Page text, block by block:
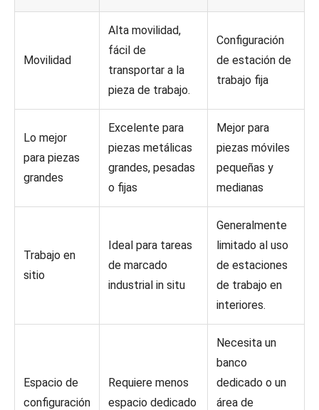
Movilidad
Alta movilidad,
fácil de
transportar a la
pieza de trabajo.
Configuración
de estación de
trabajo fija
Lo mejor
para piezas
grandes
Excelente para
piezas metálicas
grandes, pesadas
o fijas
Mejor para
piezas móviles
pequeñas y
medianas
Trabajo en
sitio
Ideal para tareas
de marcado
industrial in situ
Generalmente
limitado al uso
de estaciones
de trabajo en
interiores.
Espacio de
configuración
Requiere menos
espacio dedicado
Necesita un
banco
dedicado o un
área de